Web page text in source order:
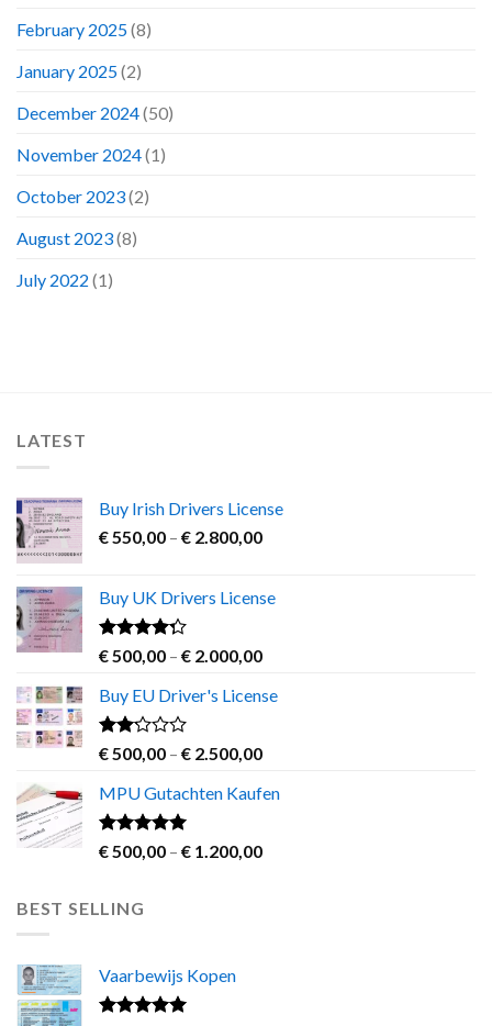
February 2025(8)
January 2025(2)
December 2024(50)
November 2024(1)
October 2023(2)
August 2023(8)
July 2022 (1)
LATEST
Buy Irish Drivers License
€ 550,00 – € 2.800,00Price
through
Buy UK Drivers License
Rated
out
of 5
€ 500,00 – € 2.000,00Price
€ 500,00
€ 2.000,00
Buy EU Driver's License
Rated
out
of 5
€ 500,00 – € 2.500,00Price
€ 500,00
€ 2.500,00
MPU Gutachten Kaufen
Rated5.00
out of 5
€ 500,00 – € 1.200,00Price
BEST SELLING
Vaarbewijs Kopen